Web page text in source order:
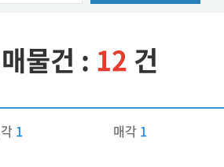
물건 : 12 건
1 매각 1